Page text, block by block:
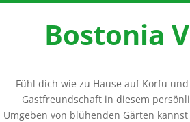
Bostonia
Fühl dich wie zu Hause auf Korfu
Gastfreundschaft in diesem
Umgeben von blühenden Gärten